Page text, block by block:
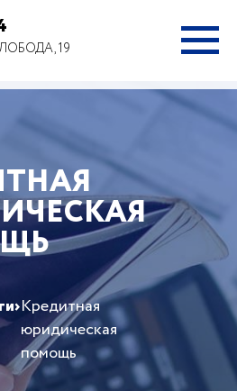
19
›Кредитная
юридическая
помощь